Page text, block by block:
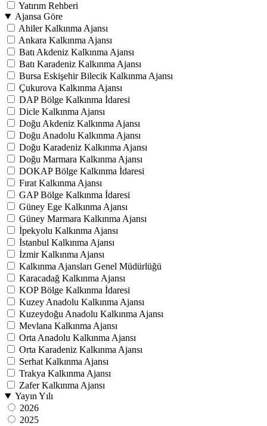
Yatırım Rehberi
Ajansa Göre
Ahiler Kalkınma Ajansı
Ankara Kalkınma Ajansı
Batı Akdeniz Kalkınma Ajansı
Batı Karadeniz Kalkınma Ajansı
Bursa Eskişehir Bilecik Kalkınma Ajansı
Çukurova Kalkınma Ajansı
DAP Bölge Kalkınma İdaresi
Dicle Kalkınma Ajansı
Doğu Akdeniz Kalkınma Ajansı
Doğu Anadolu Kalkınma Ajansı
Doğu Karadeniz Kalkınma Ajansı
Doğu Marmara Kalkınma Ajansı
DOKAP Bölge Kalkınma İdaresi
Fırat Kalkınma Ajansı
GAP Bölge Kalkınma İdaresi
Güney Ege Kalkınma Ajansı
Güney Marmara Kalkınma Ajansı
İpekyolu Kalkınma Ajansı
İstanbul Kalkınma Ajansı
İzmir Kalkınma Ajansı
Kalkınma Ajansları Genel Müdürlüğü
Karacadağ Kalkınma Ajansı
KOP Bölge Kalkınma İdaresi
Kuzey Anadolu Kalkınma Ajansı
Kuzeydoğu Anadolu Kalkınma Ajansı
Mevlana Kalkınma Ajansı
Orta Anadolu Kalkınma Ajansı
Orta Karadeniz Kalkınma Ajansı
Serhat Kalkınma Ajansı
Trakya Kalkınma Ajansı
Zafer Kalkınma Ajansı
Yayın Yılı
2026
2025